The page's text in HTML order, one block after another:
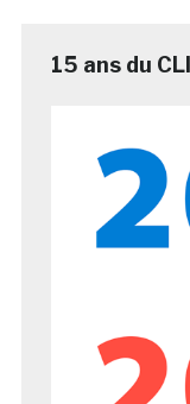
15 ans du